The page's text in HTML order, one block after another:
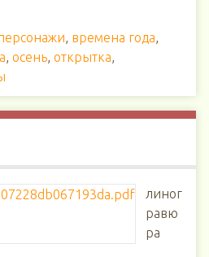
, времена года,
, осень, открытка,
линог
равю
ра